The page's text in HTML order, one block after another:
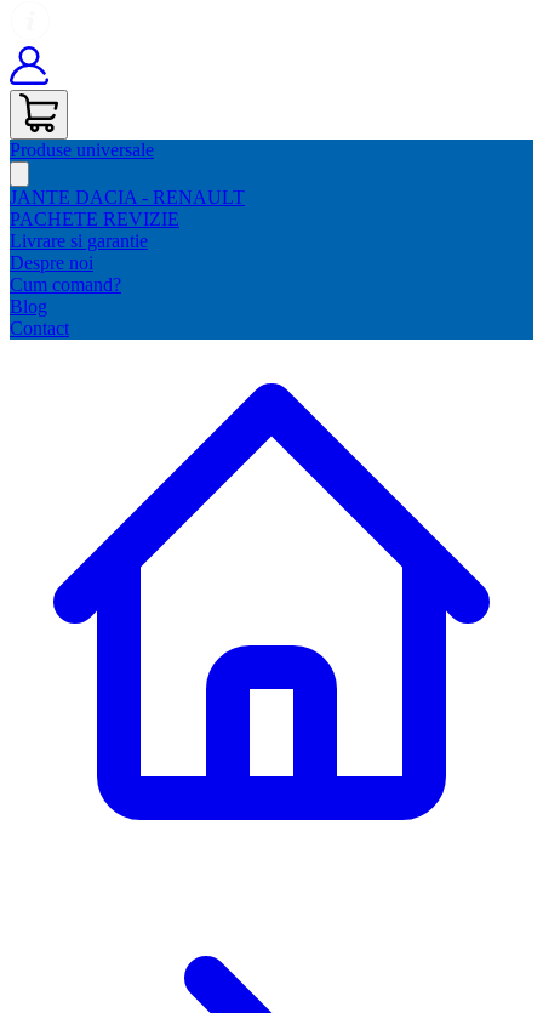
Produse universale
JANTE DACIA - RENAULT
PACHETE REVIZIE
Livrare si garantie
Despre noi
Cum comand?
Blog
Contact